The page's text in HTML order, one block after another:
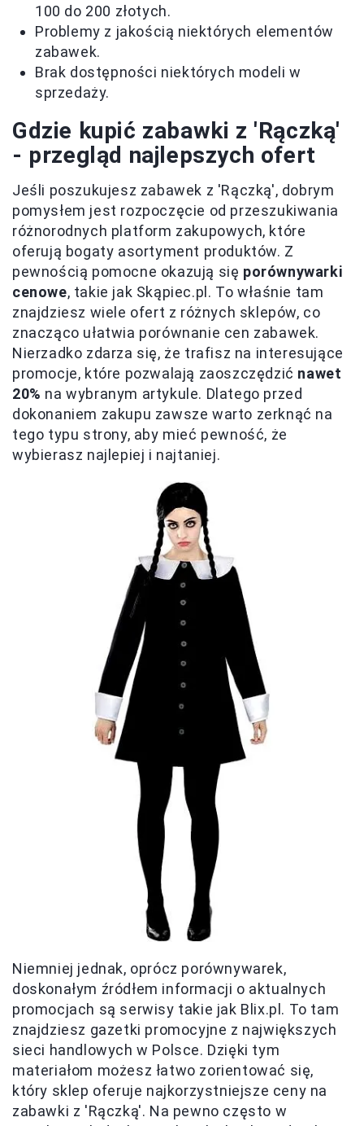
100 do 200 złotych.
Problemy z jakością niektórych elementów
zabawek.
Brak dostępności niektórych modeli w
sprzedaży.
Gdzie kupić zabawki z 'Rączką'
- przegląd najlepszych ofert
Jeśli poszukujesz zabawek z 'Rączką', dobrym
pomysłem jest rozpoczęcie od przeszukiwania
różnorodnych platform zakupowych, które
oferują bogaty asortyment produktów. Z
pewnością pomocne okazują się porównywarki
cenowe, takie jak Skąpiec.pl. To właśnie tam
znajdziesz wiele ofert z różnych sklepów, co
znacząco ułatwia porównanie cen zabawek.
Nierzadko zdarza się, że trafisz na interesujące
promocje, które pozwalają zaoszczędzić nawet
20% na wybranym artykule. Dlatego przed
dokonaniem zakupu zawsze warto zerknąć na
tego typu strony, aby mieć pewność, że
wybierasz najlepiej i najtaniej.
Niemniej jednak, oprócz porównywarek,
doskonałym źródłem informacji o aktualnych
promocjach są serwisy takie jak Blix.pl. To tam
znajdziesz gazetki promocyjne z największych
sieci handlowych w Polsce. Dzięki tym
materiałom możesz łatwo zorientować się,
który sklep oferuje najkorzystniejsze ceny na
zabawki z 'Rączką'. Na pewno często w